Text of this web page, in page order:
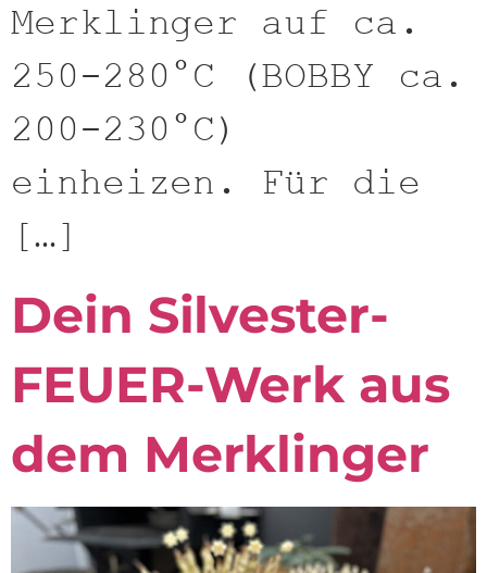
Merklinger auf ca.
250-280°C (BOBBY ca.
200-230°C)
einheizen. Für die
[…]
Dein Silvester-
FEUER-Werk aus
dem Merklinger